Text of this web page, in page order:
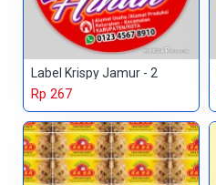
Label Krispy Jamur - 2
Rp 267